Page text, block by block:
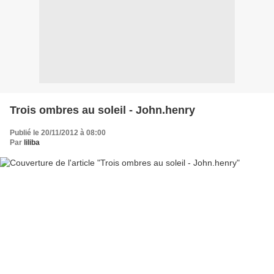
Trois ombres au soleil - John.henry
Publié le 20/11/2012 à 08:00
Par liliba